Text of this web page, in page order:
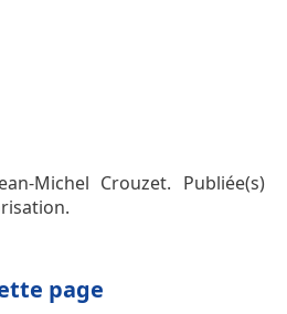
Michel Crouzet. Publiée(s)
page